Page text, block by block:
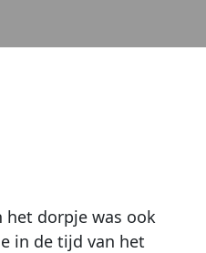
het dorpje was ook
in de tijd van het